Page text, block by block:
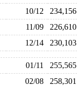
10/12
11/09
12/14
01/11
02/08